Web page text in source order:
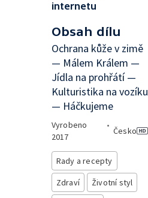
internetu
Obsah dílu
Ochrana kůže v zimě
— Málem Králem —
Jídla na prohřátí —
Kulturistika na vozíku
— Háčkujeme
Vyrobeno
2017
•
Česko
Rady a recepty
Zdraví
Životní styl